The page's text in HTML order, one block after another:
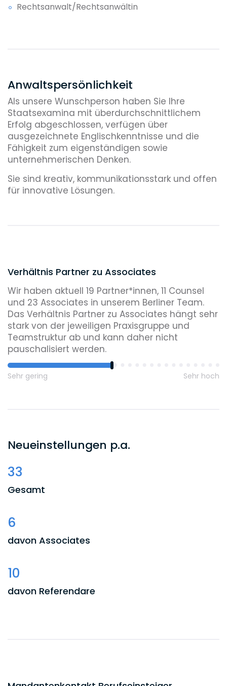
Rechtsanwalt/Rechtsanwältin
Anwaltspersönlichkeit
Als unsere Wunschperson haben Sie Ihre
Staatsexamina mit überdurchschnittlichem
Erfolg abgeschlossen, verfügen über
ausgezeichnete Englischkenntnisse und die
Fähigkeit zum eigenständigen sowie
unternehmerischen Denken.
Sie sind kreativ, kommunikationsstark und offen
für innovative Lösungen.
Verhältnis Partner zu Associates
Wir haben aktuell 19 Partner*innen, 11 Counsel
und 23 Associates in unserem Berliner Team.
Das Verhältnis Partner zu Associates hängt sehr
stark von der jeweiligen Praxisgruppe und
Teamstruktur ab und kann daher nicht
pauschalisiert werden.
Sehr gering Sehr hoch
Neueinstellungen p.a.
33
Gesamt
6
davon Associates
10
davon Referendare